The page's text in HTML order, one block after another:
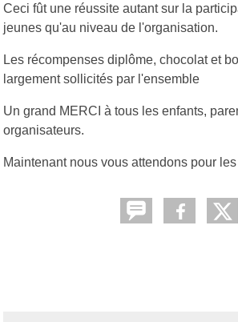
Ceci fût une réussite autant sur la
jeunes qu'au niveau de l'organisation.
Les récompenses diplôme, chocolat et
largement sollicités par l'ensemble
Un grand MERCI à tous les enfants,
organisateurs.
Maintenant nous vous attendons pour